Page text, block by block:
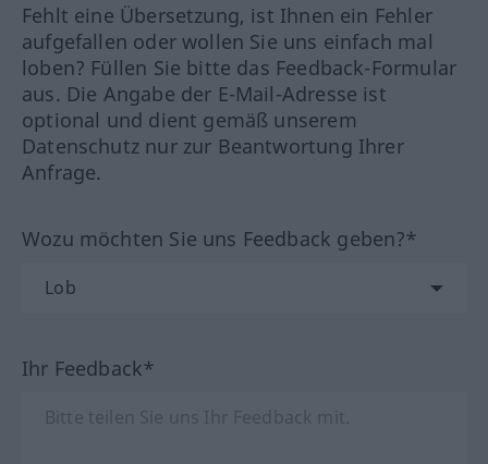
Fehlt eine Übersetzung, ist Ihnen ein Fehler
aufgefallen oder wollen Sie uns einfach mal
loben? Füllen Sie bitte das Feedback-Formular
aus. Die Angabe der E-Mail-Adresse ist
optional und dient gemäß unserem
Datenschutz nur zur Beantwortung Ihrer
Anfrage.
Wozu möchten Sie uns Feedback geben?*
Ihr Feedback*